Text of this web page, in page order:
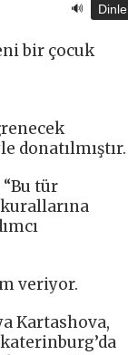
🔊 Dinle
bir çocuk
donatılmıştır.
tür
veriyor.
Kartashova,